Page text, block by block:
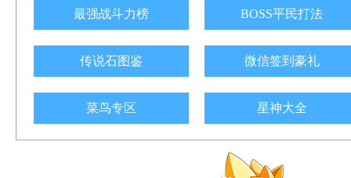
最强战斗力榜 BOSS平民打法
传说石图鉴 微信签到豪礼
菜鸟专区 星神大全